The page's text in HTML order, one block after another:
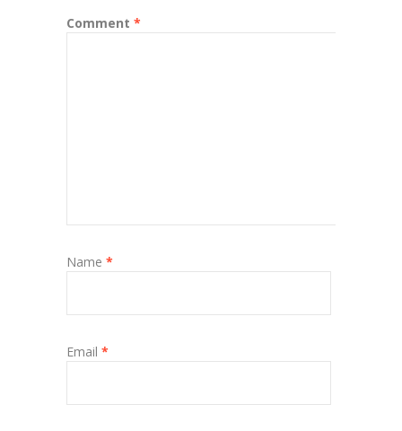
Comment *
Name *
Email *